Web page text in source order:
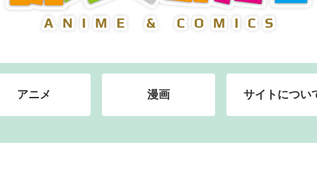
アニメ 漫画 サイトについ